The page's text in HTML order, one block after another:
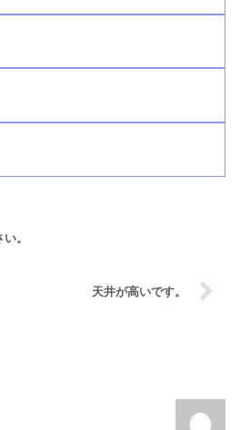
。
天井が高いです。